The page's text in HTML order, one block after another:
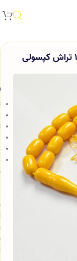
تسبیح سندلوس 33 دانه بودار کد 1335 تراش کپسولی